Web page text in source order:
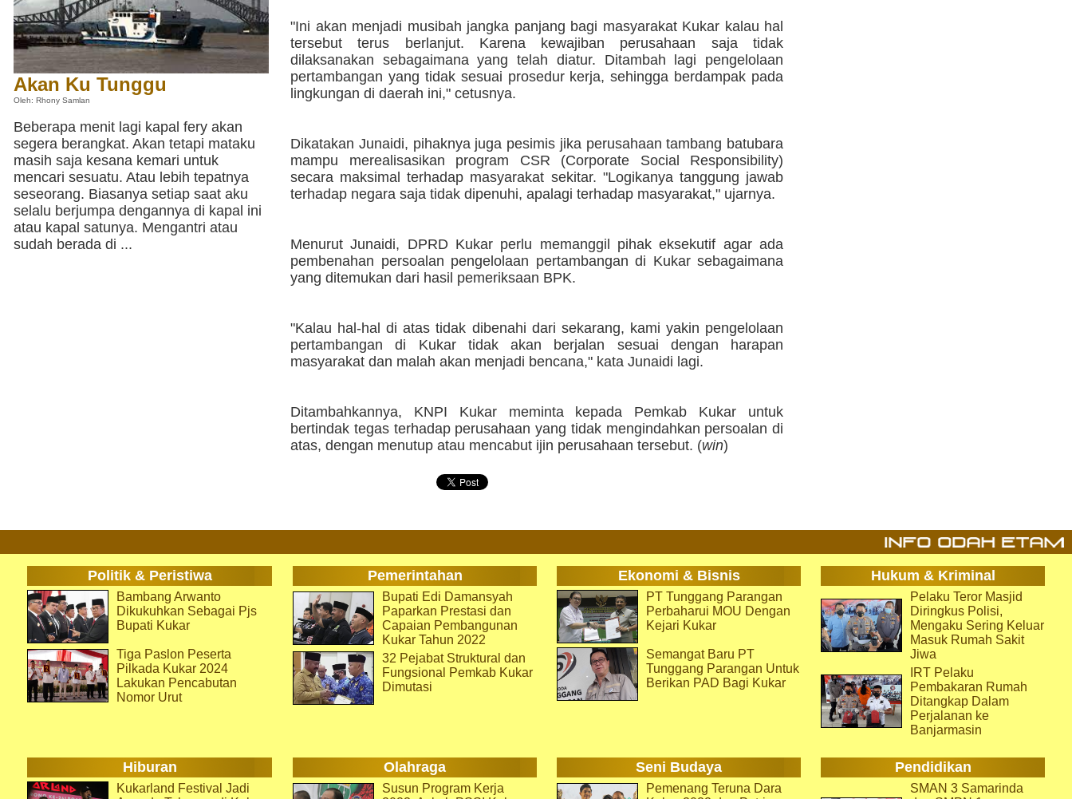
Akan Ku Tunggu
Oleh: Rhony Samlan
Beberapa menit lagi kapal fery akan
segera berangkat. Akan tetapi mataku
masih saja kesana kemari untuk
mencari sesuatu. Atau lebih tepatnya
seseorang. Biasanya setiap saat aku
selalu berjumpa dengannya di kapal ini
atau kapal satunya. Mengantri atau
sudah berada di ...
"Ini akan menjadi musibah jangka panjang bagi masyarakat Kukar kalau hal
tersebut terus berlanjut. Karena kewajiban perusahaan saja tidak
dilaksanakan sebagaimana yang telah diatur. Ditambah lagi pengelolaan
pertambangan yang tidak sesuai prosedur kerja, sehingga berdampak pada
lingkungan di daerah ini," cetusnya.
Dikatakan Junaidi, pihaknya juga pesimis jika perusahaan tambang batubara
mampu merealisasikan program CSR (Corporate Social Responsibility)
secara maksimal terhadap masyarakat sekitar. "Logikanya tanggung jawab
terhadap negara saja tidak dipenuhi, apalagi terhadap masyarakat," ujarnya.
Menurut Junaidi, DPRD Kukar perlu memanggil pihak eksekutif agar ada
pembenahan persoalan pengelolaan pertambangan di Kukar sebagaimana
yang ditemukan dari hasil pemeriksaan BPK.
"Kalau hal-hal di atas tidak dibenahi dari sekarang, kami yakin pengelolaan
pertambangan di Kukar tidak akan berjalan sesuai dengan harapan
masyarakat dan malah akan menjadi bencana," kata Junaidi lagi.
Ditambahkannya, KNPI Kukar meminta kepada Pemkab Kukar untuk
bertindak tegas terhadap perusahaan yang tidak mengindahkan persoalan di
atas, dengan menutup atau mencabut ijin perusahaan tersebut. (win)
Politik & Peristiwa Pemerintahan Ekonomi & Bisnis Hukum & Kriminal
Bambang Arwanto
Dikukuhkan Sebagai Pjs
Bupati Kukar
Tiga Paslon Peserta
Pilkada Kukar 2024
Lakukan Pencabutan
Nomor Urut
Bupati Edi Damansyah
Paparkan Prestasi dan
Capaian Pembangunan
Kukar Tahun 2022
32 Pejabat Struktural dan
Fungsional Pemkab Kukar
Dimutasi
PT Tunggang Parangan
Perbaharui MOU Dengan
Kejari Kukar
Semangat Baru PT
Tunggang Parangan Untuk
Berikan PAD Bagi Kukar
Pelaku Teror Masjid
Diringkus Polisi,
Mengaku Sering Keluar
Masuk Rumah Sakit
Jiwa
IRT Pelaku
Pembakaran Rumah
Ditangkap Dalam
Perjalanan ke
Banjarmasin
Hiburan Olahraga Seni Budaya Pendidikan
Kukarland Festival Jadi
Susun Program Kerja
Pemenang Teruna Dara
SMAN 3 Samarinda